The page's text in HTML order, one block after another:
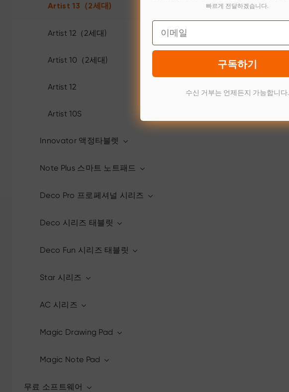
Artist 13（2세대)
Artist 12（2세대)
Artist 10（2세대)
Artist 12
Artist 10S
Innovator 액정타블렛
Note Plus 스마트 노트패드
Deco Pro 프로페셔널 시리즈
Deco 시리즈 태블릿
Deco Fun 시리즈 태블릿
Star 시리즈
AC 시리즈
Magic Drawing Pad
Magic Note Pad
무료 소프트웨어
빠르게 전달하겠습니다.
Email
구독하기
수신 거부는 언제든지 가능합니다.